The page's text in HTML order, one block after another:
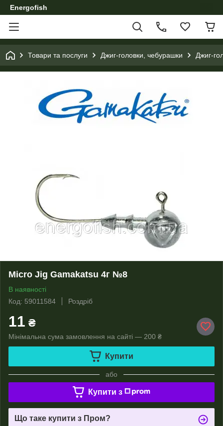
Energofish
Товари та послуги Джиг-головки, чебурашки Джиг-
Micro Jig Gamakatsu 4г №8
В наявності
Код: 59011584
Роздріб
11 ₴
Мінімальна сума замовлення на сайті — 200 ₴
Купити
або
Купити з
Що таке купити з Пром?